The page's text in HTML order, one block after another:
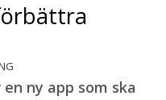
ny app som ska